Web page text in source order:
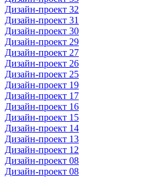
Дизайн-проект 32
Дизайн-проект 31
Дизайн-проект 30
Дизайн-проект 29
Дизайн-проект 27
Дизайн-проект 26
Дизайн-проект 25
Дизайн-проект 19
Дизайн-проект 17
Дизайн-проект 16
Дизайн-проект 15
Дизайн-проект 14
Дизайн-проект 13
Дизайн-проект 12
Дизайн-проект 08
Дизайн-проект 08